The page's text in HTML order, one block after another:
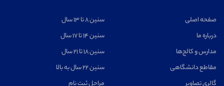
اخترفیزیک مشاهده
صفحه اصلی
درباره ما
مدارس و کالج‌ها
مقاطع دانشگاهی
گالری تصاویر
سنین ۸ تا ۱۳ سال
سنین ۱۴ تا ۱۷ سال
سنین ۱۸ تا ۲۱ سال
سنین ۲۲ سال به بالا
مراحل ثبت نام